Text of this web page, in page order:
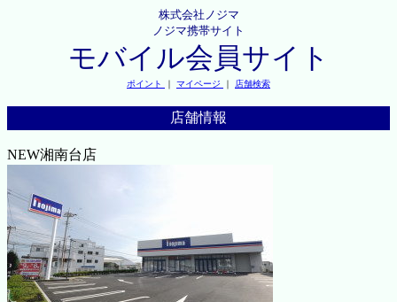
株式会社ノジマ
ノジマ携帯サイト
モバイル会員サイト
ポイント ｜ マイページ ｜ 店舗検索
店舗情報
NEW湘南台店